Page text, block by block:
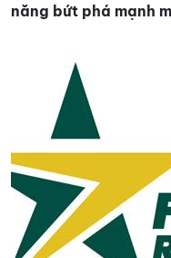
năng bứt phá mạnh